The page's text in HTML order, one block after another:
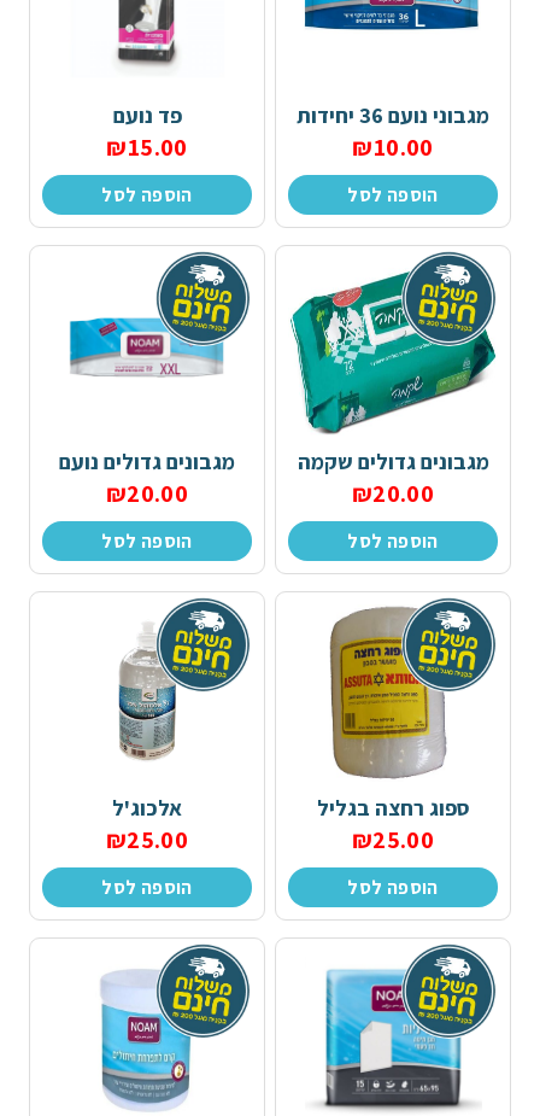
בלוג
צור קשר
חיתולים למבוגרים
תחתונים סופגים
פדים
מגבונים
מוצרים נלווים
מגבוני נועם 36 יחידות
₪10.00
הוספה לסל
פד נועם
₪15.00
הוספה לסל
מגבונים גדולים שקמה
₪20.00
הוספה לסל
מגבונים גדולים נועם
₪20.00
הוספה לסל
ספוג רחצה בגליל
₪25.00
הוספה לסל
אלכוג'ל
₪25.00
הוספה לסל